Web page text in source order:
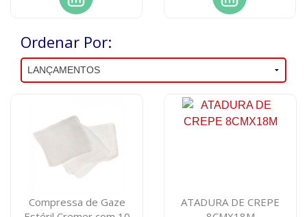
Ordenar Por:
Compressa de Gaze
ATADURA DE CREPE